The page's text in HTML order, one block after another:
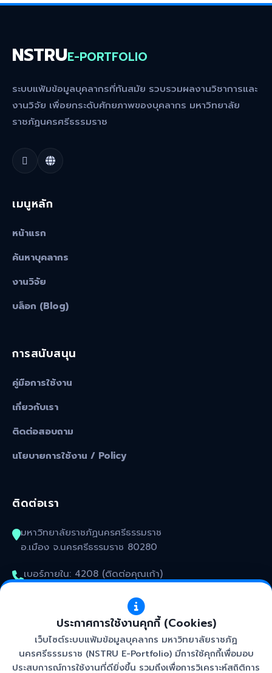
NSTRUE-PORTFOLIO
ระบบแฟ้มข้อมูลบุคลากรที่ทันสมัย รวบรวมผลงานวิชาการและ
งานวิจัย เพื่อยกระดับศักยภาพของบุคลากร มหาวิทยาลัย
ราชภัฏนครศรีธรรมราช
เมนูหลัก
หน้าแรก
ค้นหาบุคลากร
งานวิจัย
บล็อก (Blog)
การสนับสนุน
คู่มือการใช้งาน
เกี่ยวกับเรา
ติดต่อสอบถาม
นโยบายการใช้งาน / Policy
ติดต่อเรา
มหาวิทยาลัยราชภัฏนครศรีธรรมราช
อ.เมือง จ.นครศรีธรรมราช 80280
เบอร์ภายใน: 4208 (ติดต่อคุณเก้า)
kunakorn_won@nstru.ac.th
ประกาศการใช้งานคุกกี้ (Cookies)
เว็บไซต์ระบบแฟ้มข้อมูลบุคลากร มหาวิทยาลัยราชภัฏ
นครศรีธรรมราช (NSTRU E-Portfolio) มีการใช้คุกกี้เพื่อมอบ
ประสบการณ์การใช้งานที่ดียิ่งขึ้น รวมถึงเพื่อการวิเคราะห์สถิติการ